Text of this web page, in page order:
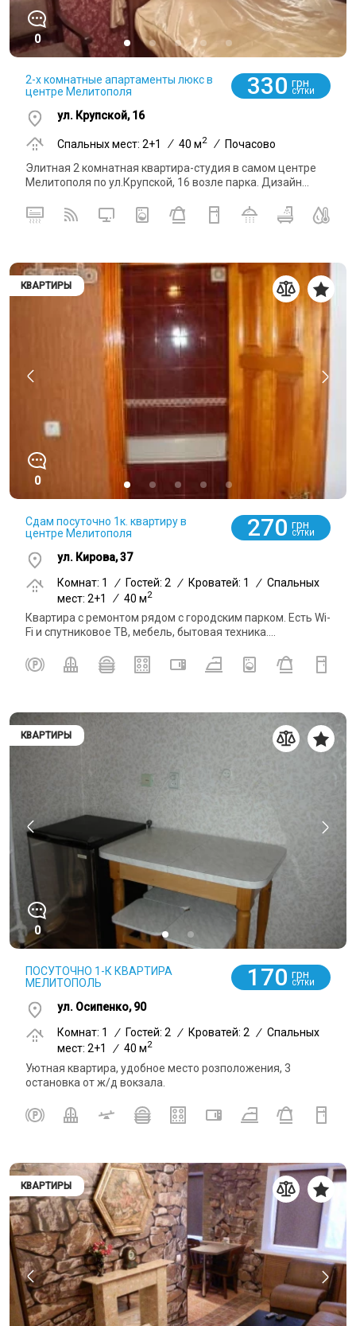
0
2-х комнатные апартаменты люкс в
центре Мелитополя
330 грн
СУТКИ
ул. Крупской, 16
Спальных мест: 2+1 / 40 м2 / Почасово
Элитная 2 комнатная квартира-студия в самом центре
Мелитополя по ул.Крупской, 16 возле парка. Дизайн...
КВАРТИРЫ
0
Сдам посуточно 1к. квартиру в
центре Мелитополя
270 грн
СУТКИ
ул. Кирова, 37
Комнат: 1
/ Гостей: 2 / Кроватей: 1 / Спальных
мест: 2+1
/ 40 м2
Квартира с ремонтом рядом с городским парком. Есть Wi-
Fi и спутниковое ТВ, мебель, бытовая техника....
КВАРТИРЫ
0
ПОСУТОЧНО 1-К КВАРТИРА
МЕЛИТОПОЛЬ
170 грн
СУТКИ
ул. Осипенко, 90
Комнат: 1
/ Гостей: 2 / Кроватей: 2 / Спальных
мест: 2+1
/ 40 м2
Уютная квартира, удобное место розположения, 3
остановка от ж/д вокзала.
КВАРТИРЫ